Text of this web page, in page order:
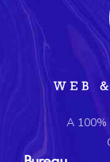
A 100%